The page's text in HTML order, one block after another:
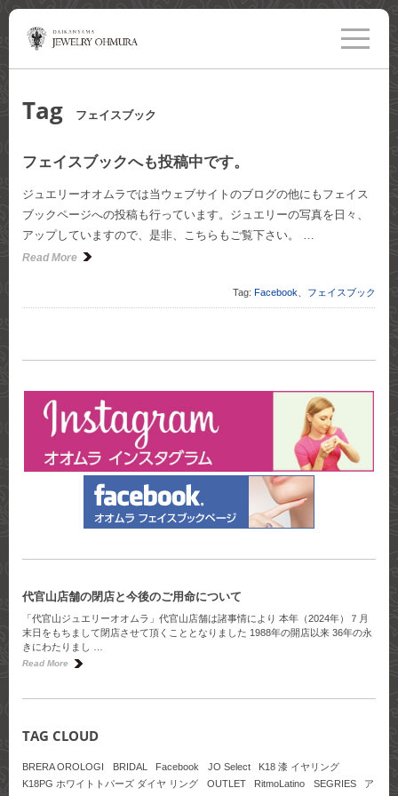
toggle
Tag フェイスブック
フェイスブックへも投稿中です。
ジュエリーオオムラでは当ウェブサイトのブログの他にもフェイス
ブックページへの投稿も行っています。ジュエリーの写真を日々、
アップしていますので、是非、こちらもご覧下さい。 …
Read More
Tag: Facebook フェイスブック
代官山店舗の閉店と今後のご用命について
「代官山ジュエリーオオムラ」代官山店舗は諸事情により 本年（2024年）７月
末日をもちまして閉店させて頂くこととなりました 1988年の開店以来 36年の永
きにわたりまし …
Read More
TAG CLOUD
BRERA OROLOGI BRIDAL Facebook JO Select
K18 漆 イヤリング
K18PG ホワイトトパーズ ダイヤ リング
OUTLET RitmoLatino SEGRIES
ア